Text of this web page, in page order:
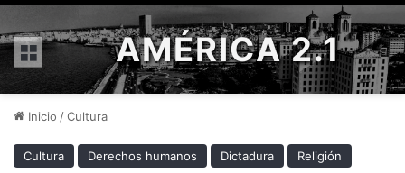
Menú AMÉRICA 2.1
Inicio /Cultura
Cultura Derechos humanos Dictadura Religión